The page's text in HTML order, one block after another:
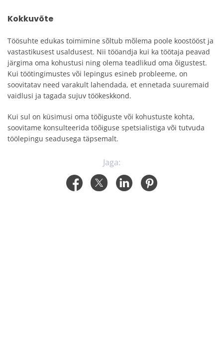
Kokkuvõte
Töösuhte edukas toimimine sõltub mõlema poole koostööst ja
vastastikusest usaldusest. Nii tööandja kui ka töötaja peavad
järgima oma kohustusi ning olema teadlikud oma õigustest.
Kui töötingimustes või lepingus esineb probleeme, on
soovitatav need varakult lahendada, et ennetada suuremaid
vaidlusi ja tagada sujuv töökeskkond.
Kui sul on küsimusi oma töõiguste või kohustuste kohta,
soovitame konsulteerida töõiguse spetsialistiga või tutvuda
töölepingu seadusega täpsemalt.
Jaga: